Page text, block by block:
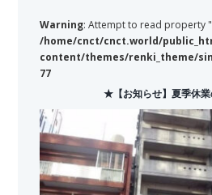
Warning: Attempt to read property
/home/cnct/cnct.world/
content/themes/renki_theme/
77
★【お知らせ】夏季休